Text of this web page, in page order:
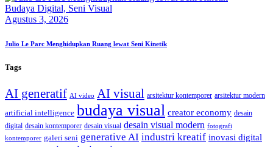
Budaya Digital, Seni Visual
Agustus 3, 2026
Julio Le Parc Menghidupkan Ruang lewat Seni Kinetik
Tags
AI generatif AI video AI visual arsitektur kontemporer arsitektur modern
artificial intelligence budaya visual creator economy desain
digital desain kontemporer desain visual desain visual modern fotografi
kontemporer galeri seni generative AI industri kreatif inovasi digital